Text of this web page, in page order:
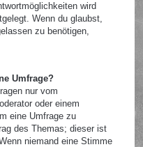
wird
Wenn du glaubst,
zu benötigen,
Umfrage?
nur vom
oder einem
eine Umfrage zu
des Themas; dieser ist
niemand eine Stimme